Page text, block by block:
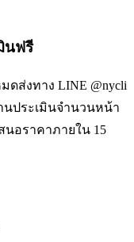
นฟรี
ดส่งทาง LINE @nycli
นประเมินจำนวนหน้า
นอราคาภายใน 15